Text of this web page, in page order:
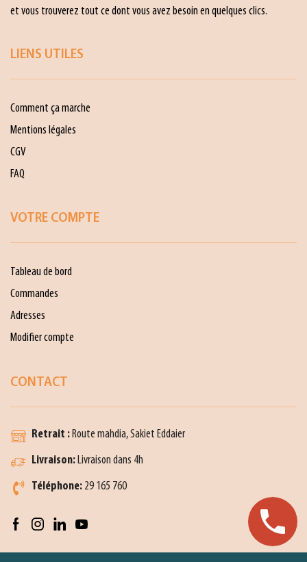
et vous trouverez tout ce dont vous avez besoin en quelques clics.
LIENS UTILES
Comment ça marche
Mentions légales
CGV
FAQ
VOTRE COMPTE
Tableau de bord
Commandes
Adresses
Modifier compte
CONTACT
Retrait :Route mahdia, Sakiet Eddaier
Livraison:Livraison dans 4h
Téléphone: 29 165 760